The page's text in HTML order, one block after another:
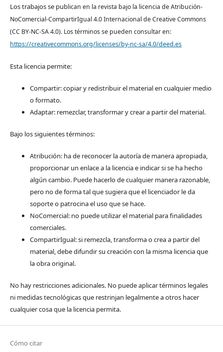
Los trabajos se publican en la revista bajo la licencia de Atribución-
NoComercial-CompartirIgual 4.0 Internacional de Creative Commons
(CC BY-NC-SA 4.0). Los términos se pueden consultar en:
https://creativecommons.org/licenses/by-nc-sa/4.0/deed.es
Esta licencia permite:
Compartir: copiar y redistribuir el material en cualquier medio
o formato.
Adaptar: remezclar, transformar y crear a partir del material.
Bajo los siguientes términos:
Atribución: ha de reconocer la autoría de manera apropiada,
proporcionar un enlace a la licencia e indicar si se ha hecho
algún cambio. Puede hacerlo de cualquier manera razonable,
pero no de forma tal que sugiera que el licenciador le da
soporte o patrocina el uso que se hace.
NoComercial: no puede utilizar el material para finalidades
comerciales.
CompartirIgual: si remezcla, transforma o crea a partir del
material, debe difundir su creación con la misma licencia que
la obra original.
No hay restricciones adicionales. No puede aplicar términos legales
ni medidas tecnológicas que restrinjan legalmente a otros hacer
cualquier cosa que la licencia permita.
Cómo citar